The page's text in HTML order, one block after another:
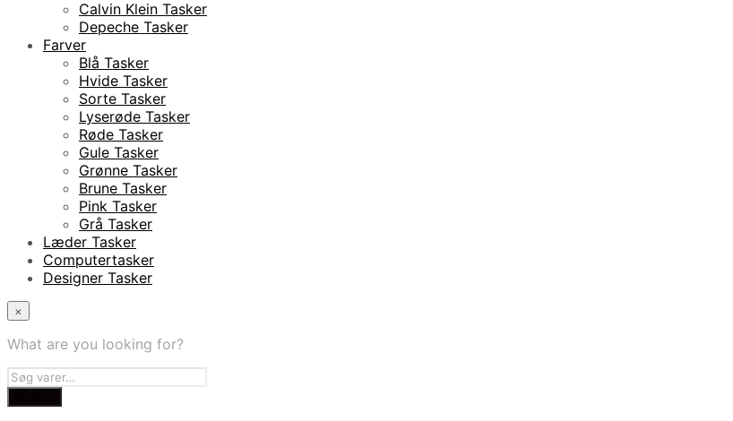
Calvin Klein Tasker
Depeche Tasker
Farver
Blå Tasker
Hvide Tasker
Sorte Tasker
Lyserøde Tasker
Røde Tasker
Gule Tasker
Grønne Tasker
Brune Tasker
Pink Tasker
Grå Tasker
Læder Tasker
Computertasker
Designer Tasker
×
What are you looking for?